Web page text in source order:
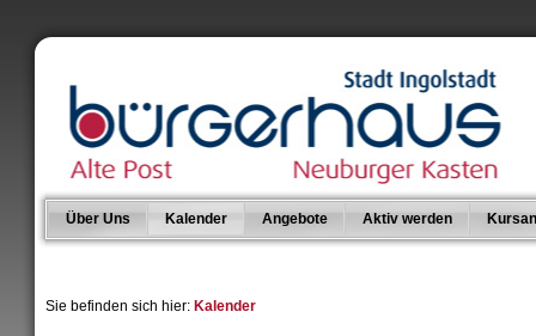
Über Uns Kalender Angebote Aktiv werden
Sie befinden sich hier: Kalender